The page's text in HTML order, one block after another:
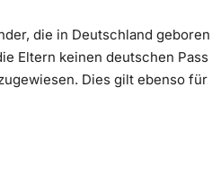
die in Deutschland geboren
Eltern keinen deutschen Pass
Dies gilt ebenso für